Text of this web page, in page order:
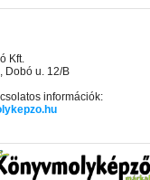
Kft.
Dobó u. 12/B
információk: